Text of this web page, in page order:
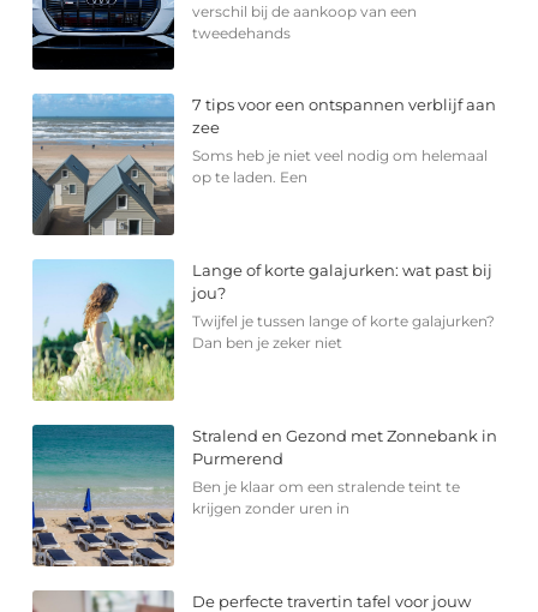
verschil bij de aankoop van een
tweedehands
7 tips voor een ontspannen verblijf aan
zee
Soms heb je niet veel nodig om helemaal
op te laden. Een
Lange of korte galajurken: wat past bij
jou?
Twijfel je tussen lange of korte galajurken?
Dan ben je zeker niet
Stralend en Gezond met Zonnebank in
Purmerend
Ben je klaar om een stralende teint te
krijgen zonder uren in
De perfecte travertin tafel voor jouw